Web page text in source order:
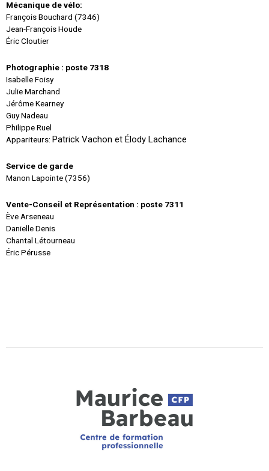
Mécanique de vélo:
François Bouchard (7346)
Jean-François Houde
Éric Cloutier
Photographie : poste 7318
Isabelle Foisy
Julie Marchand
Jérôme Kearney
Guy Nadeau
Philippe Ruel
Appariteurs: Patrick Vachon et Élody Lachance
Service de garde
Manon Lapointe (7356)
Vente-Conseil et Représentation : poste 7311
Ève Arseneau
Danielle Denis
Chantal Létourneau
Éric Pérusse